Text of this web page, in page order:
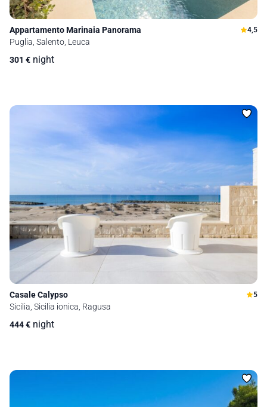
Appartamento Marinaia Panorama 4,5
Puglia, Salento, Leuca
301 € night
Casale Calypso 5
Sicilia, Sicilia ionica, Ragusa
444€ night